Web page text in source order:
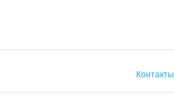
Контакты